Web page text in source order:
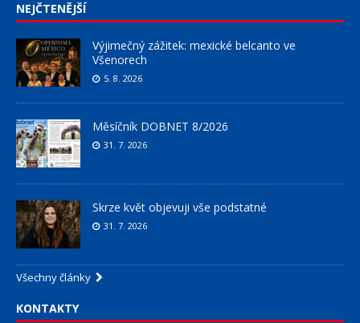
NEJČTENĚJŠÍ
Výjimečný zážitek: mexické belcanto ve
Všenorech
5. 8. 2026
Měsíčník DOBNET 8/2026
31. 7. 2026
Skrze květ objevuji vše podstatné
31. 7. 2026
Všechny články
KONTAKTY